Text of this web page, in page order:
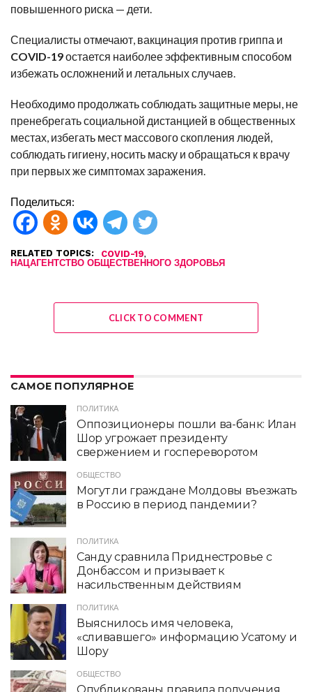
повышенного риска — дети.
Специалисты отмечают, вакцинация против гриппа и
COVID-19остается наиболее эффективным способом
избежать осложнений и летальных случаев.
Необходимо продолжать соблюдать защитные меры, не
пренебрегать социальной дистанцией в общественных
местах, избегать мест массового скопления людей,
соблюдать гигиену, носить маску и обращаться к врачу
при первых же симптомах заражения.
Поделиться:
RELATED TOPICS: COVID-19,
НАЦАГЕНТСТВО ОБЩЕСТВЕННОГО ЗДОРОВЬЯ
CLICK TO COMMENT
САМОЕ ПОПУЛЯРНОЕ
ПОЛИТИКА
Оппозиционеры пошли ва-банк: Илан
Шор угрожает президенту
свержением и госпереворотом
ОБЩЕСТВО
Могут ли граждане Молдовы въезжать
в Россию в период пандемии?
ПОЛИТИКА
Санду сравнила Приднестровье с
Донбассом и призывает к
насильственным действиям
ПОЛИТИКА
Выяснилось имя человека,
«сливавшего» информацию Усатому и
Шору
ОБЩЕСТВО